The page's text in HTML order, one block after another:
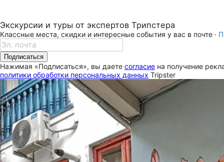
Экскурсии и туры от экспертов Трипстера
Классные места, скидки и интересные события у вас в почте ·
Подписаться
Нажимая «Подписаться», вы даете согласие на получение
политики обработки персональных данных Tripster